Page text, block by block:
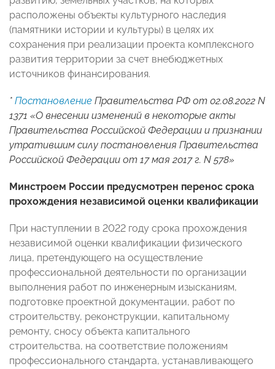
расположены объекты культурного наследия
(памятники истории и культуры) в целях их
сохранения при реализации проекта комплексного
развития территории за счет внебюджетных
источников финансирования.
* Постановление Правительства РФ от 02.08.2022 N
1371 «О внесении изменений в некоторые акты
Правительства Российской Федерации и признании
утратившим силу постановления Правительства
Российской Федерации от 17 мая 2017 г. N 578»
Минстроем России предусмотрен перенос срока
прохождения независимой оценки квалификации
При наступлении в 2022 году срока прохождения
независимой оценки квалификации физического
лица, претендующего на осуществление
профессиональной деятельности по организации
выполнения работ по инженерным изысканиям,
подготовке проектной документации, работ по
строительству, реконструкции, капитальному
ремонту, сносу объекта капитального
строительства, на соответствие положениям
профессионального стандарта, устанавливающего